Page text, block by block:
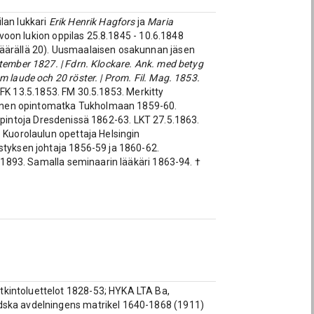
lukkari Erik Henrik Hagforsja Maria
lukion oppilas 25.8.1845 - 10.6.1848
20). Uusmaalaisen osakunnan jäsen
1827. | Fdrn. Klockare. Ank. med betyg
laude och 20 röster. | Prom. Fil. Mag. 1853.
13.5.1853. FM 30.5.1853. Merkitty
opintomatka Tukholmaan 1859-60.
Dresdenissä 1862-63. LKT 27.5.1863.
opettaja Helsingin
johtaja 1856-59 ja 1860-62.
Samalla seminaarin lääkäri 1863-94. †
1828-53; HYKA LTA Ba,
avdelningens matrikel 1640-1868 (1911)